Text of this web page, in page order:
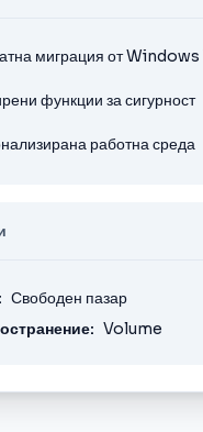
миграция от
функции за сигурност
работна среда
Свободен пазар
Volume